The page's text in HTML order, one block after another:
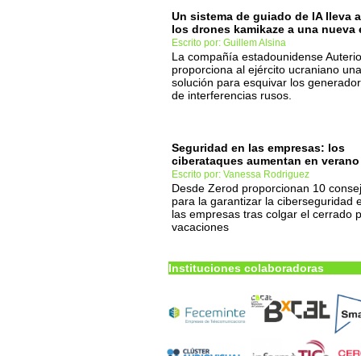
Un sistema de guiado de IA lleva a
los drones kamikaze a una nueva
Escrito por: Guillem Alsina
La compañía estadounidense
proporciona al ejército ucraniano una
solución para esquivar los
de interferencias rusos.
Seguridad en las empresas: los
ciberataques aumentan en verano
Escrito por: Vanessa Rodriguez
Desde Zerod proporcionan 10
para la garantizar la ciberseguridad
las empresas tras colgar el cerrado
vacaciones
Instituciones colaboradoras